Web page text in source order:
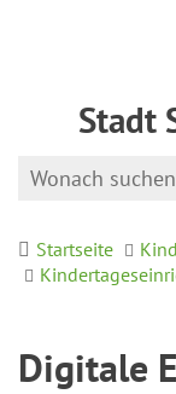
Stadt
Startseite
Digitale